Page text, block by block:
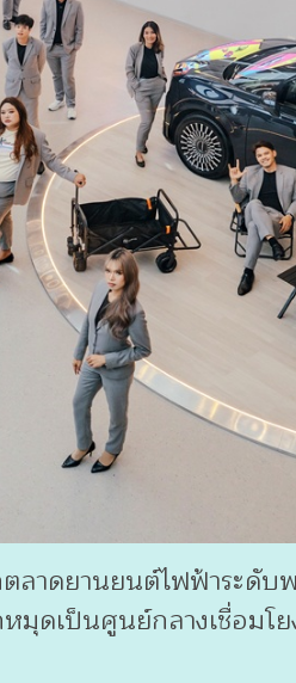
ลาดยานยนต์ไฟฟ้าระดับ
มุดเป็นศูนย์กลางเชื่อม